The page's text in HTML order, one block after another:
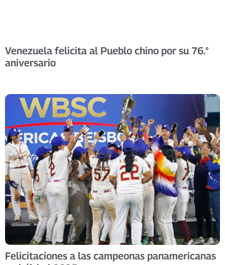
Venezuela felicita al Pueblo chino por su 76.°
aniversario
Felicitaciones a las campeonas panamericanas